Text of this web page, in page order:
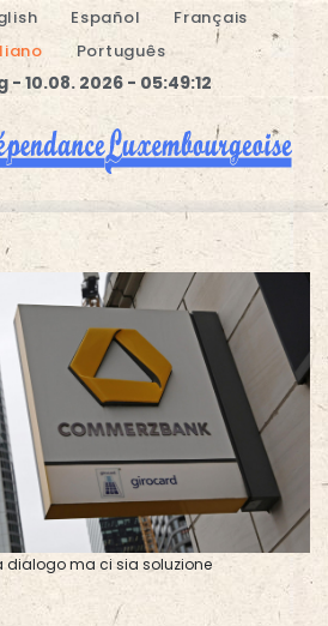
Español
Français
Português
10.08. 2026 - 05:49:12
dialogo ma ci sia soluzione